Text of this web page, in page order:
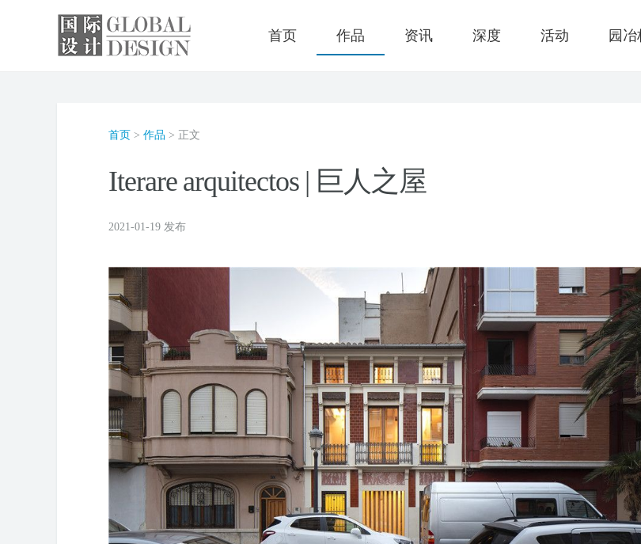
首页 作品 资讯 深度 活动 园冶
首页 > 作品 > 正文
Iterare arquitectos | 巨人之屋
2021-01-19 发布